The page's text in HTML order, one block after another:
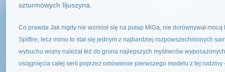
szturmowych Iljuszyna.
Co prawda Jak nigdy nie wzniósł się na pułap MiGa, nie dorównywał
Spitfire, lecz mimo to stał się jednym z najbardziej rozpowszechnionych
wybuchu wojny należał też do grona najlepszych myśliwców
osiągnięcia całej serii poprzez omówienie pierwszego modelu z tej rodziny